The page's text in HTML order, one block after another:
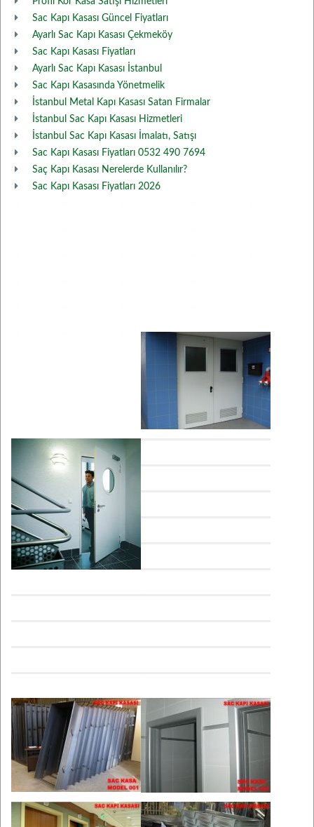
Sac Kapı Kasası Güncel Fiyatları
Ayarlı Sac Kapı Kasası Çekmeköy
Sac Kapı Kasası Fiyatları
Ayarlı Sac Kapı Kasası İstanbul
Sac Kapı Kasasında Yönetmelik
İstanbul Metal Kapı Kasası Satan Firmalar
İstanbul Sac Kapı Kasası Hizmetleri
İstanbul Sac Kapı Kasası İmalatı, Satışı
Sac Kapı Kasası Fiyatları 0532 490 7694
Saç Kapı Kasası Nerelerde Kullanılır?
Sac Kapı Kasası Fiyatları 2026